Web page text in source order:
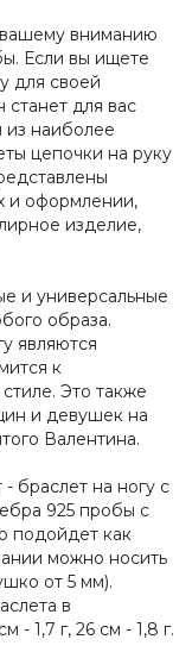
вниманию
Если вы ищете
для своей
для вас
наиболее
цепочки на руку
и оформлении,
изделие,
и универсальные
образа.
являются
к
Это также
и девушек на
Валентина.
браслет на ногу с
925 пробы с
подойдет как
можно носить
от 5 мм).
в
- 1,7 г, 26 см - 1,8 г.